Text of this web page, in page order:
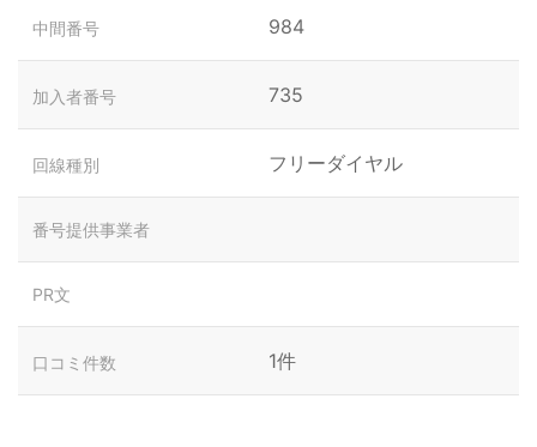
中間番号 984
加入者番号 735
回線種別 フリーダイヤル
番号提供事業者
PR文
口コミ件数 1件